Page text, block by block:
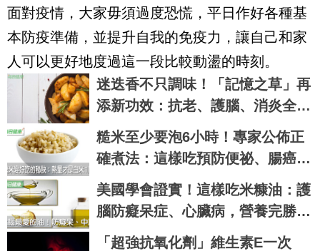
面對疫情，大家毋須過度恐慌，平日作好各種基
本防疫準備，並提升自我的免疫力，讓自己和家
人可以更好地度過這一段比較動盪的時刻。
迷迭香不只調味！「記憶之草」再
添新功效：抗老、護腦、消炎全靠
它
糙米至少要泡6小時！專家公佈正
確煮法：這樣吃預防便祕、腸癌，
肥胖症｜每日健康 Health
美國學會證實！這樣吃米糠油：護
腦防癡呆症、心臟病，營養完勝椰
子油｜每日健康 Health
「超強抗氧化劑」維生素E一次